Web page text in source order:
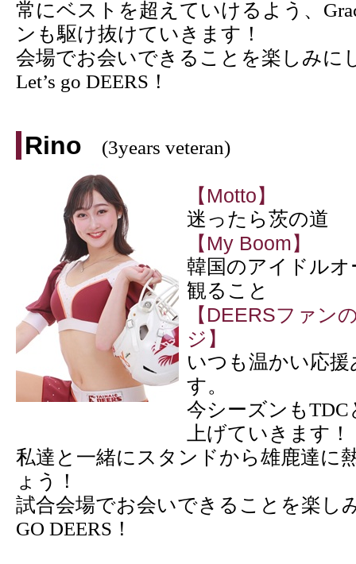
常にベストを超えていけるよう、
ンも駆け抜けていきます！
会場でお会いできることを楽しみに
Let’s go DEERS！
Rino (3years veteran)
【Motto】
迷ったら茨の道
【My Boom】
韓国のアイドル
観ること
【DEERSファン
ジ】
いつも温かい応
す。
今シーズンもTDC
上げていきます！
私達と一緒にスタンドから雄鹿達に
ょう！
試合会場でお会いできることを楽し
GO DEERS！